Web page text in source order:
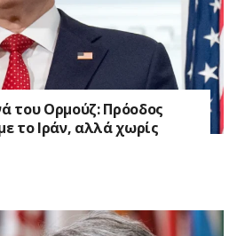
του Ορμούζ: Πρόοδος
το Ιράν, αλλά χωρίς